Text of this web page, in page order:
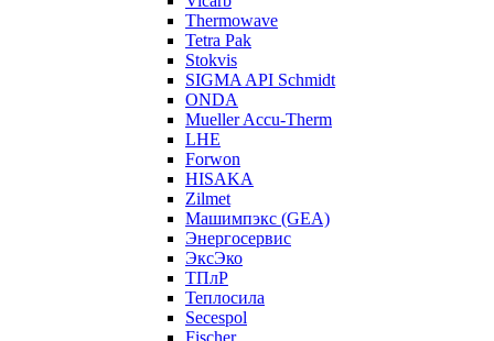
Thermowave
Tetra Pak
Stokvis
SIGMA API Schmidt
ONDA
Mueller Accu-Therm
LHE
Forwon
HISAKA
Zilmet
Машимпэкс (GEA)
Энергосервис
ЭксЭко
ТПлР
Теплосила
Secespol
Fischer